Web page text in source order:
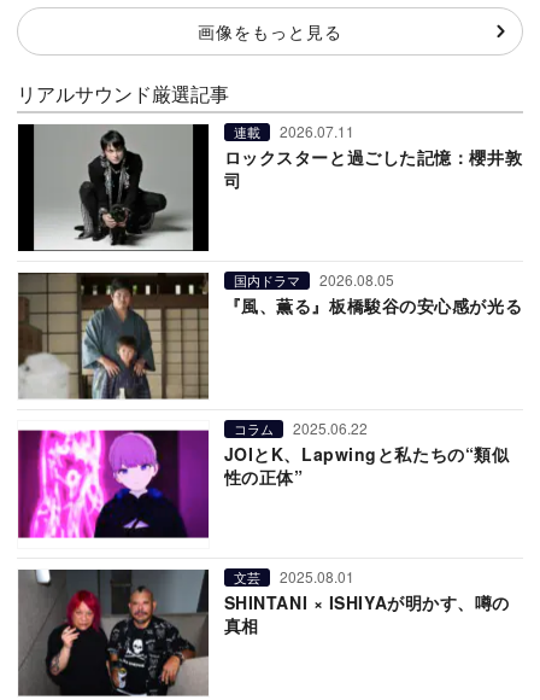
画像をもっと見る
リアルサウンド厳選記事
連載 2026.07.11
ロックスターと過ごした記憶：櫻井敦
司
国内ドラマ 2026.08.05
『風、薫る』板橋駿谷の安心感が光る
コラム 2025.06.22
JOIとK、Lapwingと私たちの“類似
性の正体”
文芸 2025.08.01
SHINTANI × ISHIYAが明かす、噂の
真相